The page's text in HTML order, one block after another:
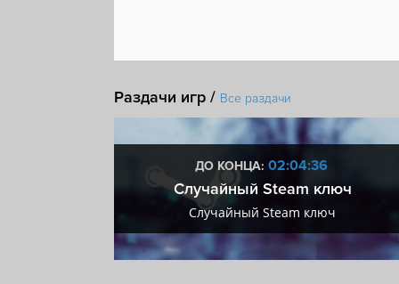
Раздачи игр / Все раздачи
ДО КОНЦА: 02:04:36
Случайный Steam ключ
Случайный Steam ключ